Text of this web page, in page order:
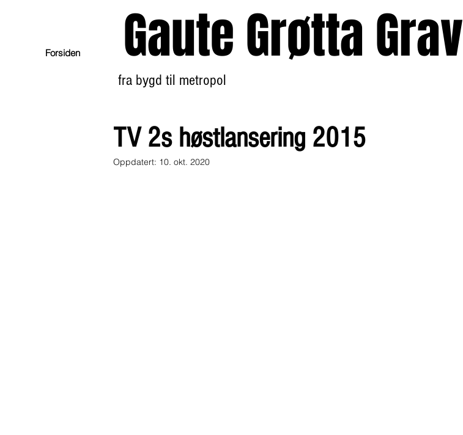
Gaute Grøtta Grav
fra bygd til metropol
Forsiden
TV 2s høstlansering 2015
Oppdatert: 10. okt. 2020